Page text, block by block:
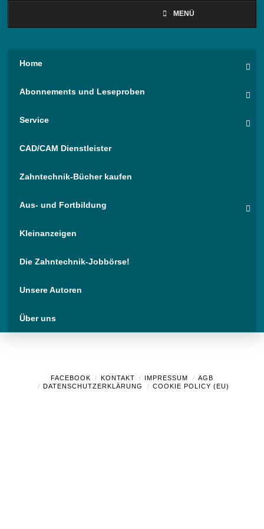
MENÜ
Home
Abonnements und Leseproben
Service
CAD/CAM Dienstleister
Zahntechnik-Bücher kaufen
Aus- und Fortbildung
Kleinanzeigen
Die Zahntechnik-Jobbörse!
Unsere Autoren
Über uns
FACEBOOK KONTAKT IMPRESSUM
AGB
DATENSCHUTZERKLÄRUNG
COOKIE POLICY (EU)